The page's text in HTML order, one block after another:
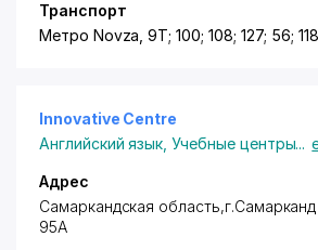
Транспорт
Метро Novza, 9T; 100; 108; 127; 56;
Innovative Centre
Английский язык ,Учебные центры...
Адрес
Самаркандская
95А